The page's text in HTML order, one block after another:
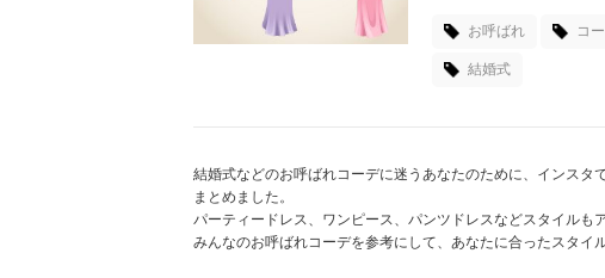
お呼ばれ コ
結婚式
結婚式などのお呼ばれコーデに迷うあなたのために、インス
まとめました。
パーティードレス、ワンピース、パンツドレスなどスタイルも
みんなのお呼ばれコーデを参考にして、あなたに合ったスタイ